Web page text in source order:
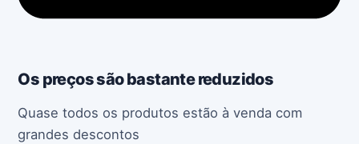
Os preços são bastante reduzidos
Quase todos os produtos estão à venda com
grandes descontos